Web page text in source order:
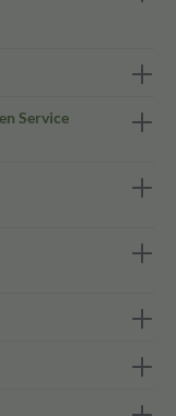
Service